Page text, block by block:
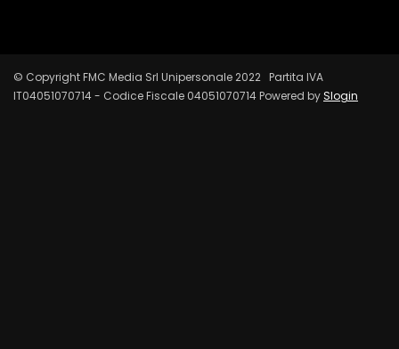
© Copyright FMC Media Srl Unipersonale 2022 Partita IVA
IT04051070714 - Codice Fiscale 04051070714 Powered bySlogin